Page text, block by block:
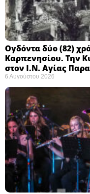
Ογδόντα δύο (82)
Καρπενησίου. Την
στον Ι.Ν. Αγίας
6 Αυγούστου 2026